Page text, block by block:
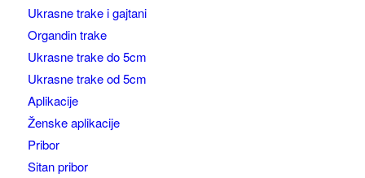
Ukrasne trake i gajtani
Organdin trake
Ukrasne trake do 5cm
Ukrasne trake od 5cm
Aplikacije
Ženske aplikacije
Pribor
Sitan pribor